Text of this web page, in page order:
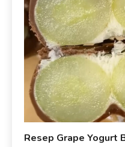
Resep Grape Yogurt